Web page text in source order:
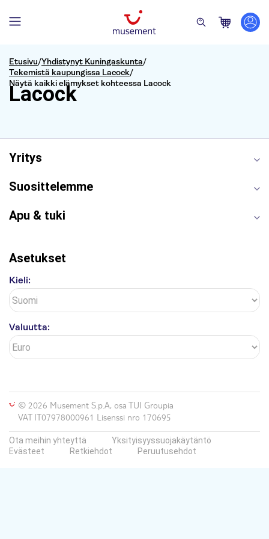
Etusivu/Yhdistynyt Kuningaskunta/
Tekemistä kaupungissa Lacock/
Näytä kaikki elämykset kohteessa Lacock
Lacock
Yritys
Suosittelemme
Apu & tuki
Asetukset
Kieli:
Valuutta:
© 2026 Musement S.p.A, osa TUI Groupia
VAT IT07978000961 Lisenssi nro 170695
Ota meihin yhteyttä
Yksityisyyssuojakäytäntö
Evästeet
Retkiehdot Peruutusehdot